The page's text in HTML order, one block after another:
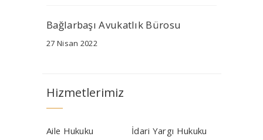
Bağlarbaşı Avukatlık Bürosu
27 Nisan 2022
Hizmetlerimiz
Aile Hukuku
İdari Yargı Hukuku